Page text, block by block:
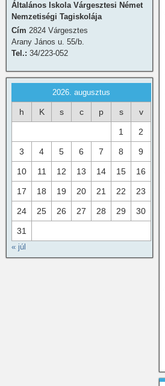
Általános Iskola Várgesztesi Német
Nemzetiségi Tagiskolája
Cím 2824 Várgesztes
Arany János u. 55/b.
Tel.: 34/223-052
2026. augusztus
h K s c p s v
1 2
3 4 5 6 7 8 9
10 11 12 13 14 15 16
17 18 19 20 21 22 23
24 25 26 27 28 29 30
31
« júl